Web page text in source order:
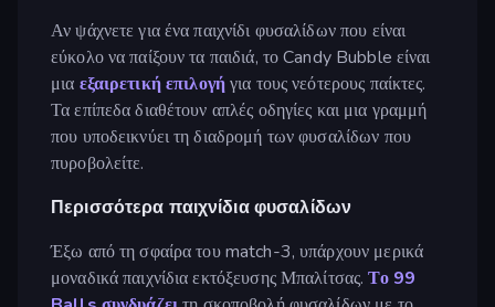
Αν ψάχνετε για ένα παιχνίδι φυσαλίδων που είναι
εύκολο να παίξουν τα παιδιά, το Candy Bubble είναι
μια εξαιρετική επιλογήγια τους νεότερους παίκτες.
Τα επίπεδα διαθέτουν απλές οδηγίες και μια γραμμή
που υποδεικνύει τη διαδρομή των φυσαλίδων που
πυροβολείτε.
Περισσότερα παιχνίδια φυσαλίδων
Έξω από τη σφαίρα του match-3, υπάρχουν μερικά
μοναδικά παιχνίδια εκτόξευσης Μπαλίτσας.Το 99